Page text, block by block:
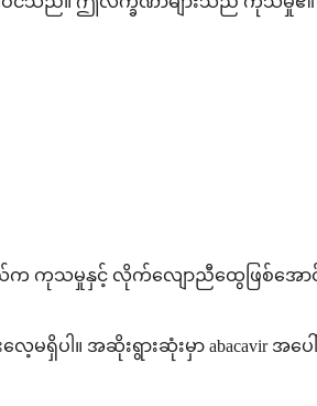
ကိုယ်က ကုသမှုနှင့် လိုက်လျောညီထွေဖြစ်အေ
ပါ။ အဆိုးရွားဆုံးမှာ abacavir အပ